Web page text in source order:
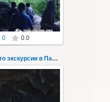
0 0.0
В Логово Дракона фото экскурсии в Паттайе 184